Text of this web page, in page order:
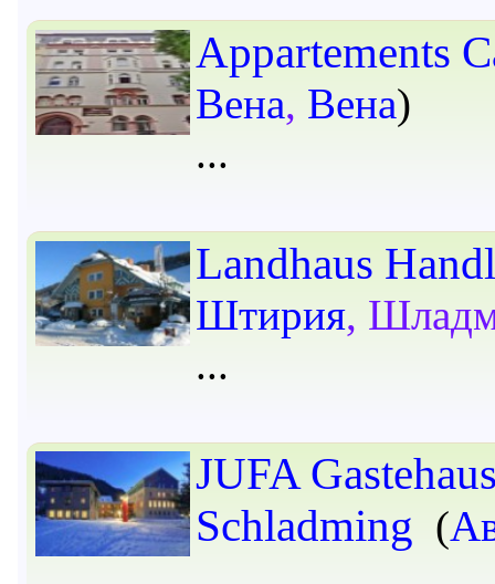
Appartements
Вена, Вена)
Landhaus
Штирия,
JUFA
Schladming (